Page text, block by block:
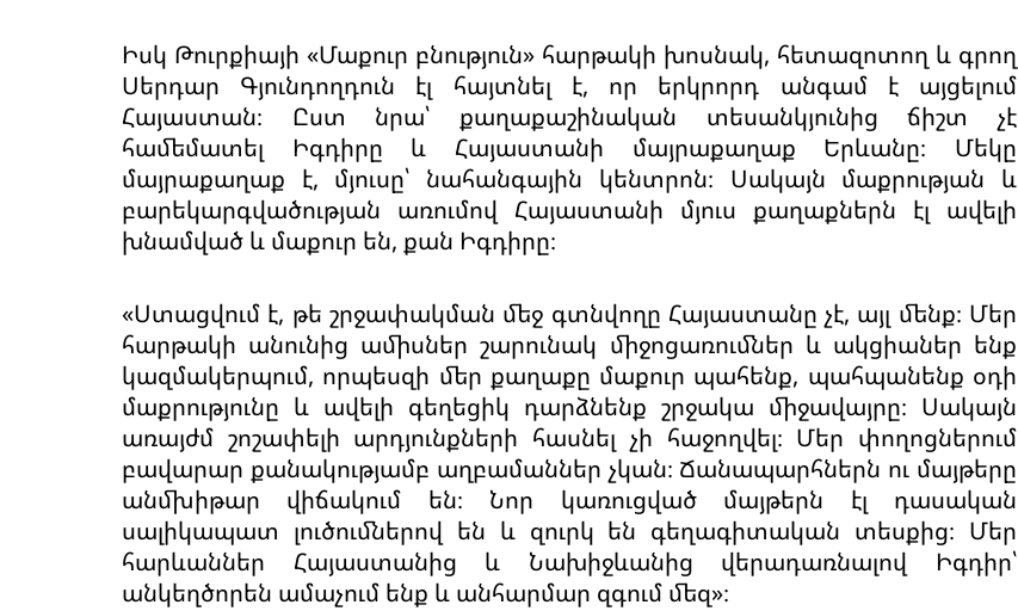
Իսկ Թուրքիայի «Մաքուր բնություն» հարթակի խոսնակ, հետազոտող և գրող
Սերդար Գյունդողդուն էլ հայտնել է, որ երկրորդ անգամ է այցելում
Հայաստան։ Ըստ նրա՝ քաղաքաշինական տեսանկյունից ճիշտ չէ
համեմատել Իգդիրը և Հայաստանի մայրաքաղաք Երևանը։ Մեկը
մայրաքաղաք է, մյուսը՝ նահանգային կենտրոն։ Սակայն մաքրության և
բարեկարգվածության առումով Հայաստանի մյուս քաղաքներն էլ ավելի
խնամված և մաքուր են, քան Իգդիրը։
«Ստացվում է, թե շրջափակման մեջ գտնվողը Հայաստանը չէ, այլ մենք։ Մեր
հարթակի անունից ամիսներ շարունակ միջոցառումներ և ակցիաներ ենք
կազմակերպում, որպեսզի մեր քաղաքը մաքուր պահենք, պահպանենք օդի
մաքրությունը և ավելի գեղեցիկ դարձնենք շրջակա միջավայրը։ Սակայն
առայժմ շոշափելի արդյունքների հասնել չի հաջողվել։ Մեր փողոցներում
բավարար քանակությամբ աղբամաններ չկան։ Ճանապարհներն ու մայթերը
անմխիթար վիճակում են։ Նոր կառուցված մայթերն էլ դասական
սալիկապատ լուծումներով են և զուրկ են գեղագիտական տեսքից։ Մեր
հարևաններ Հայաստանից և Նախիջևանից վերադառնալով Իգդիր՝
անկեղծորեն ամաչում ենք և անհարմար զգում մեզ»։